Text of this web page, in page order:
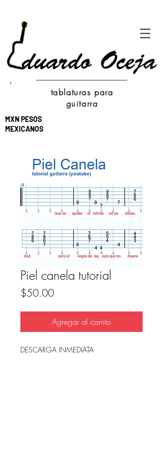
tablaturas para
guitarra
MXN PESOS
MEXICANOS
Piel canela tutorial
$50.00Precio
Agregar al carrito
DESCARGA INMEDIATA